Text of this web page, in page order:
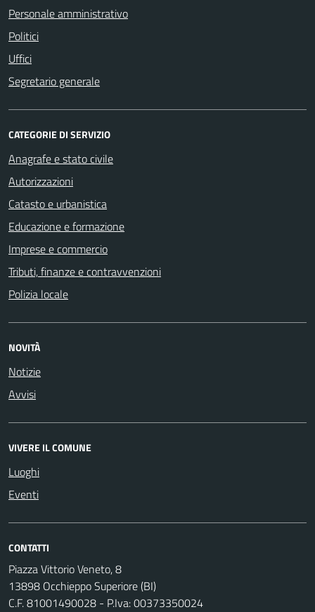
Personale amministrativo
Politici
Uffici
Segretario generale
CATEGORIE DI SERVIZIO
Anagrafe e stato civile
Autorizzazioni
Catasto e urbanistica
Educazione e formazione
Imprese e commercio
Tributi, finanze e contravvenzioni
Polizia locale
NOVITÀ
Notizie
Avvisi
VIVERE IL COMUNE
Luoghi
Eventi
CONTATTI
Piazza Vittorio Veneto, 8
13898 Occhieppo Superiore (BI)
C.F. 81001490028 - P.Iva: 00373350024